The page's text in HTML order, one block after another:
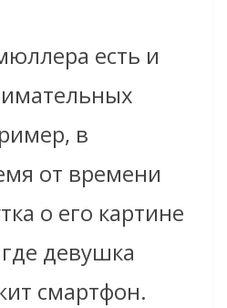
есть и
в
от времени
о его картине
девушка
смартфон.